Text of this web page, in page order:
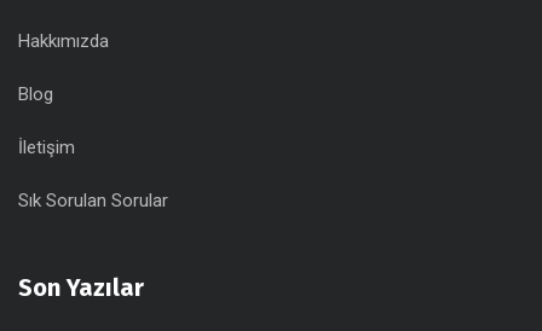
Hakkımızda
Blog
İletişim
Sık Sorulan Sorular
Son Yazılar